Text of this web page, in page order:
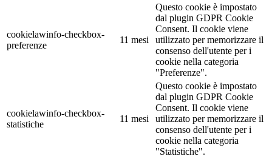
cookielawinfo-checkbox-
preferenze
11 mesi
Questo cookie è impostato
dal plugin GDPR Cookie
Consent. Il cookie viene
utilizzato per memorizzare il
consenso dell'utente per i
cookie nella categoria
"Preferenze".
cookielawinfo-checkbox-
statistiche
11 mesi
Questo cookie è impostato
dal plugin GDPR Cookie
Consent. Il cookie viene
utilizzato per memorizzare il
consenso dell'utente per i
cookie nella categoria
"Statistiche".